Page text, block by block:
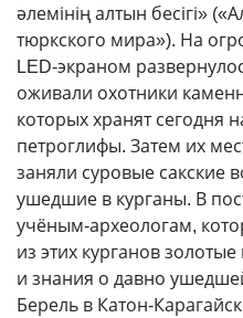
әлемінің алтын бесігі»
тюркского мира»). На
LED-экраном
оживали охотники
которых хранят
петроглифы. Затем их
заняли суровые сакские
ушедшие в курганы. В
учёным-археологам,
из этих курганов
и знания о давно
Берель в Катон-